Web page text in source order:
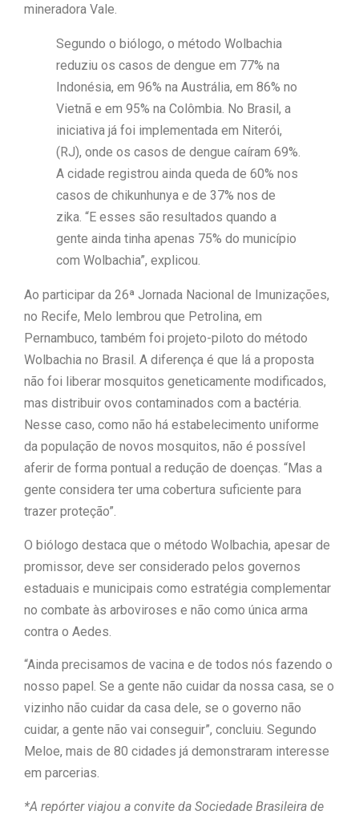
mineradora Vale.
Segundo o biólogo, o método Wolbachia
reduziu os casos de dengue em 77% na
Indonésia, em 96% na Austrália, em 86% no
Vietnã e em 95% na Colômbia. No Brasil, a
iniciativa já foi implementada em Niterói,
(RJ), onde os casos de dengue caíram 69%.
A cidade registrou ainda queda de 60% nos
casos de chikunhunya e de 37% nos de
zika. “E esses são resultados quando a
gente ainda tinha apenas 75% do município
com Wolbachia”, explicou.
Ao participar da 26ª Jornada Nacional de Imunizações,
no Recife, Melo lembrou que Petrolina, em
Pernambuco, também foi projeto-piloto do método
Wolbachia no Brasil. A diferença é que lá a proposta
não foi liberar mosquitos geneticamente modificados,
mas distribuir ovos contaminados com a bactéria.
Nesse caso, como não há estabelecimento uniforme
da população de novos mosquitos, não é possível
aferir de forma pontual a redução de doenças. “Mas a
gente considera ter uma cobertura suficiente para
trazer proteção”.
O biólogo destaca que o método Wolbachia, apesar de
promissor, deve ser considerado pelos governos
estaduais e municipais como estratégia complementar
no combate às arboviroses e não como única arma
contra o Aedes.
“Ainda precisamos de vacina e de todos nós fazendo o
nosso papel. Se a gente não cuidar da nossa casa, se o
vizinho não cuidar da casa dele, se o governo não
cuidar, a gente não vai conseguir”, concluiu. Segundo
Meloe, mais de 80 cidades já demonstraram interesse
em parcerias.
*A repórter viajou a convite da Sociedade Brasileira de